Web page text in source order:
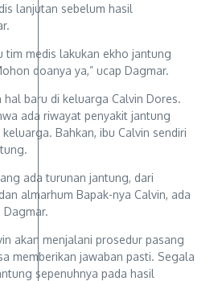
lanjutan sebelum hasil
tim medis lakukan ekho jantung
doanya ya,” ucap Dagmar.
baru di keluarga Calvin Dores.
ada riwayat penyakit jantung
Bahkan, ibu Calvin sendiri
ada turunan jantung, dari
almarhum Bapak-nya Calvin, ada
Dagmar.
akan menjalani prosedur pasang
memberikan jawaban pasti. Segala
sepenuhnya pada hasil